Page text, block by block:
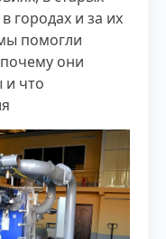
городах и за их
помогли
они
и что